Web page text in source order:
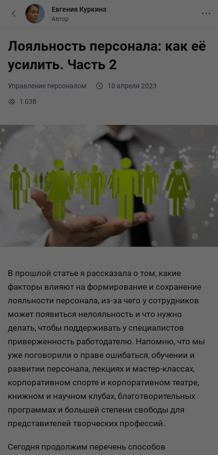
Управление персоналом
10 апреля 2023
1 038
Лояльность персонала: как её
усилить. Часть 2
В прошлой статье я рассказала о том, какие
факторы влияют на формирование и сохранение
лояльности персонала, из-за чего у сотрудников
может появиться нелояльность и что нужно
делать, чтобы поддерживать у специалистов
приверженность работодателю. Напомню, что мы
уже поговорили о праве ошибаться, обучении и
развитии персонала, лекциях и мастер-классах,
корпоративном спорте и корпоративном театре,
книжном и научном клубах, благотворительных
программах и большей степени свободы для
представителей творческих профессий.
Сегодня продолжим перечень способов
Евгения Куркина
Автор